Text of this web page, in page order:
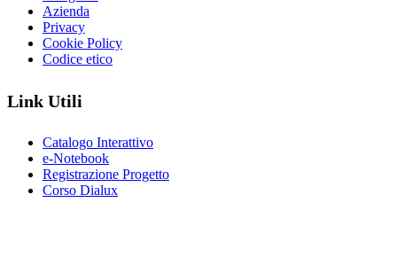
Azienda
Privacy
Cookie Policy
Codice etico
Link Utili
Catalogo Interattivo
e-Notebook
Registrazione Progetto
Corso Dialux